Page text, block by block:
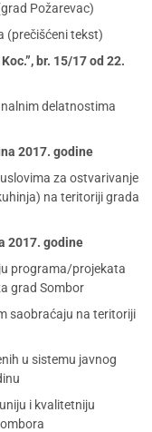
Požarevac)
(prečišćeni tekst)
br. 15/17 od 22.
delatnostima
2017. godine
za ostvarivanje
na teritoriji grada
2017. godine
programa/projekata
grad Sombor
saobraćaju na teritoriji
u sistemu javnog
i kvalitetniju